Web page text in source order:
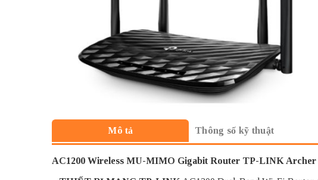
Mô tả Thông số kỹ thuật
AC1200 Wireless MU-MIMO Gigabit Router TP-LINK Archer